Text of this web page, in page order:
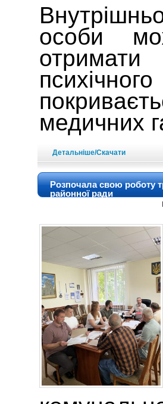
особи
медичних
Детальніше/Скачати
Розпочала свою роботу
районної ради